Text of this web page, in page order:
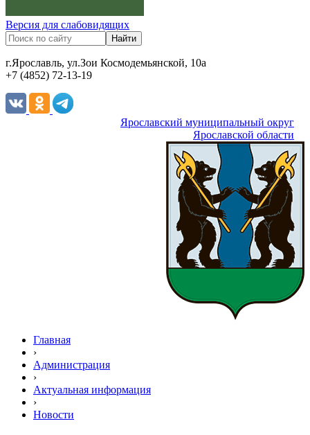
Версия для слабовидящих
г.Ярославль, ул.Зои Космодемьянской, 10а
+7 (4852) 72-13-19
Ярославский муниципальный округ
Ярославской области
Главная
›
Администрация
›
Актуальная информация
›
Новости